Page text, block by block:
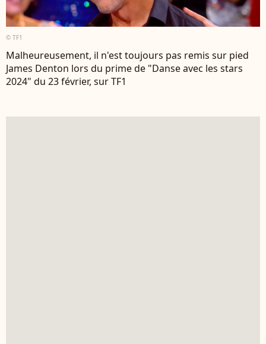
© TF1
Malheureusement, il n'est toujours pas remis sur pied
James Denton lors du prime de "Danse avec les stars
2024" du 23 février, sur TF1